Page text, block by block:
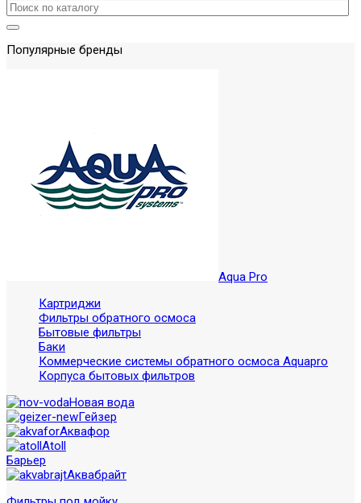
Популярные бренды
Aqua Pro
Картриджи
Фильтры обратного осмоса
Бытовые фильтры
Баки
Коммерческие системы обратного осмоса Aquapro
Корпуса бытовых фильтров
Новая вода
Гейзер
Аквафор
Atoll
Барьер
Аквабрайт